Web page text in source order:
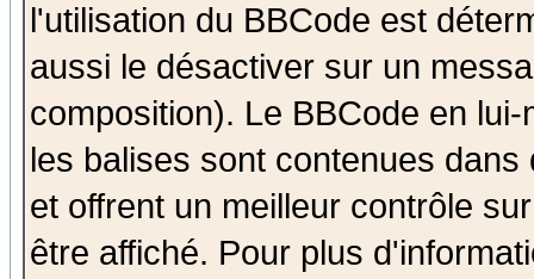
l'utilisation du BBCode est
aussi le désactiver sur un
composition). Le BBCode en
les balises sont contenues
et offrent un meilleur contrôle
être affiché. Pour plus